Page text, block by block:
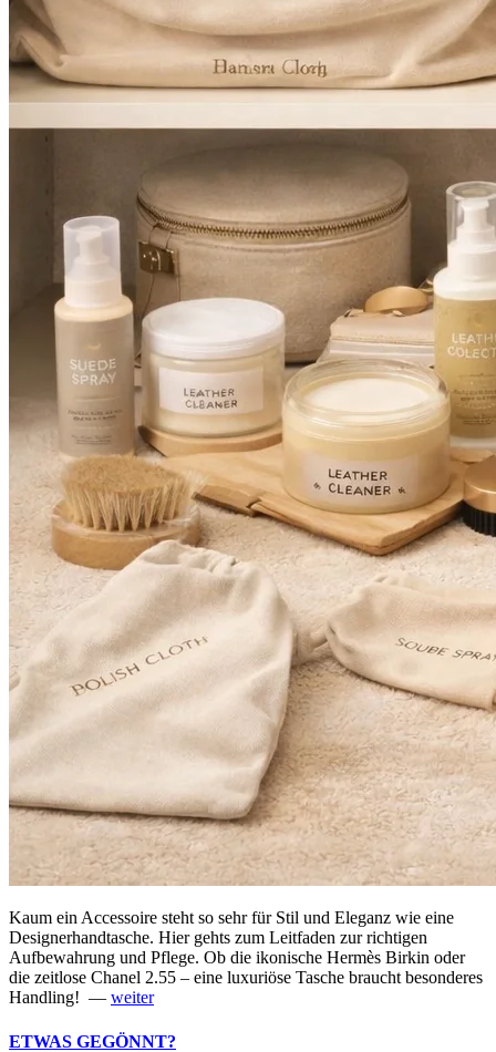
Kaum ein Accessoire steht so sehr für Stil und Eleganz wie eine
Designerhandtasche. Hier gehts zum Leitfaden zur richtigen
Aufbewahrung und Pflege. Ob die ikonische Hermès Birkin oder
die zeitlose Chanel 2.55 – eine luxuriöse Tasche braucht besonderes
Handling! — weiter
ETWAS GEGÖNNT?